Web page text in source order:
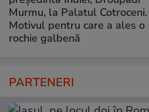
Murmu, la Palatul Cotroceni.
Motivul pentru care a ales o
rochie galbenă
PARTENERI